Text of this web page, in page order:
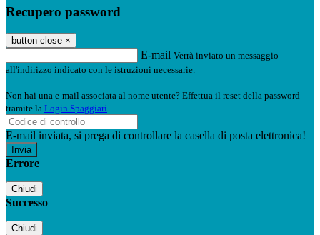
Recupero password
button close ×
E-mail Verrà inviato un messaggio
all'indirizzo indicato con le istruzioni necessarie.
Non hai una e-mail associata al nome utente? Effettua il reset della password
tramite la Login Spaggiari
E-mail inviata, si prega di controllare la casella di posta elettronica!
Errore
Chiudi
Successo
Chiudi